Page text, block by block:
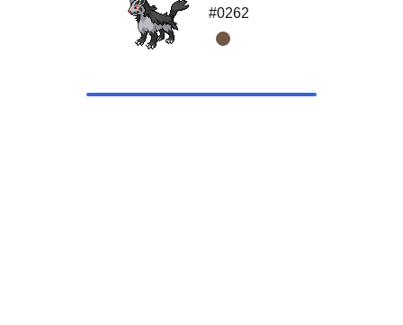
#0262